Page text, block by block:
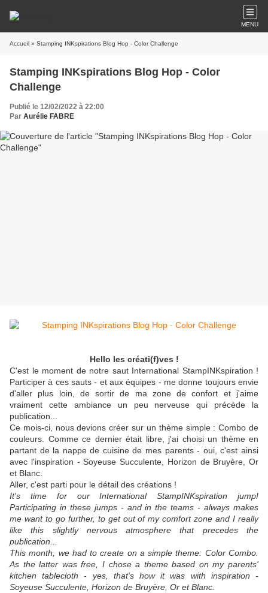
MENU
Accueil » Stamping INKspirations Blog Hop - Color Challenge
Stamping INKspirations Blog Hop - Color
Challenge
Publié le 12/02/2022 à 22:00
Par Aurélie FABRE
Hello les créati(f)ves !
C'est le moment de notre saut International StampINKspiration !
Participer à ces sauts - et aux équipes - me donne toujours envie
d'aller plus loin, de sortir de ma zone de confort et j'aime
vraiment cette ambiance un peu nerveuse qui précède la
publication...
Ce mois-ci, nous devions créer sur un thème simple : Combo de
couleurs. Comme ce dernier était libre, j'ai choisi un thème en
partant de la nappe de cuisine de mes parents - oui, c'est ainsi
avec l'inspiration - Soyeuse Succulente, Horizon de Bruyère, Or
et Blanc.
Aller, c'est parti pour le détail des créations !
It's time for our International StampINKspiration jump!
Participating in these jumps - and in the teams - always makes
me want to go further, to get out of my comfort zone and I really
like this slightly nervous atmosphere that precedes the
publication...
This month, we had to create on a simple theme: Color Combo.
As the latter was free, I chose a theme based on my parents'
kitchen tablecloth - yes, that's how it was with inspiration -
Soyeuse Succulente, Horizon de Bruyère, Or et Blanc.